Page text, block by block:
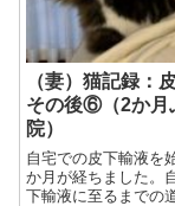
（妻）猫記録：
その後⑥（2か月
院）
自宅での皮下輸液を
か月が経ちました。
下輸液に至るまでの